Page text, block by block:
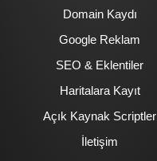
Domain Kaydı
Google Reklam
SEO & Eklentiler
Haritalara Kayıt
Açık Kaynak Scriptler
İletişim